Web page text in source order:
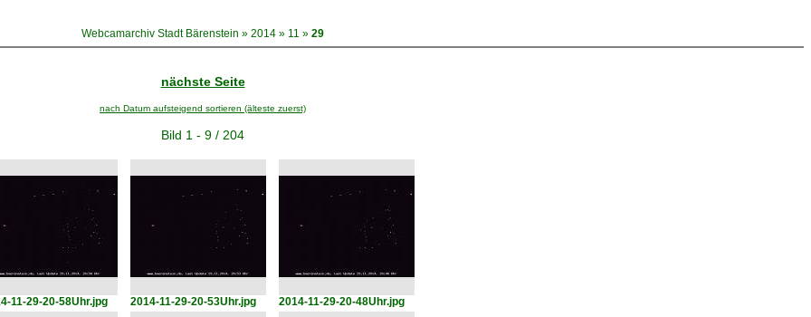
Webcamarchiv Stadt Bärenstein » 2014 » 11 » 29
nächste Seite
nach Datum aufsteigend sortieren (älteste zuerst)
Bild 1 - 9 / 204
11-29-20-58Uhr.jpg 2014-11-29-20-53Uhr.jpg 2014-11-29-20-48Uhr.jpg